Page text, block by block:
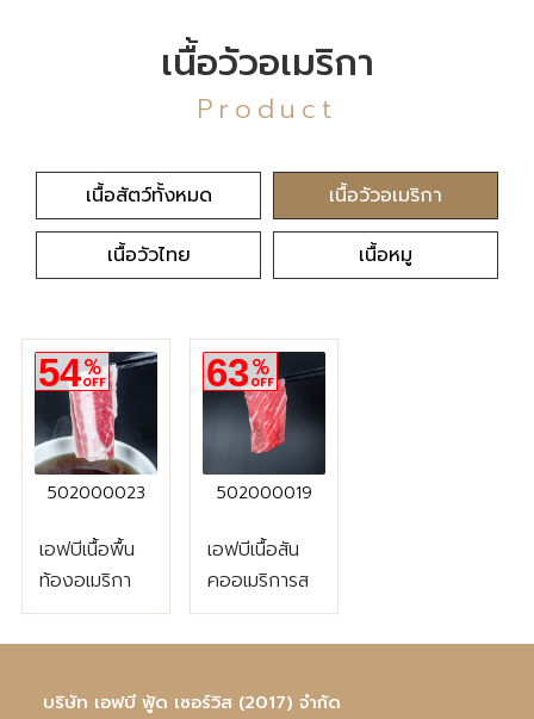
เนื้อวัวอเมริกา
Product
เนื้อสัตว์ทั้งหมด เนื้อวัวอเมริกา
เนื้อวัวไทย เนื้อหมู
54%
OFF
502000023
เอฟบีเนื้อพื้น
ท้องอเมริกา
สไลซ์แช่แข็ง
250กรัม
63%
OFF
502000019
เอฟบีเนื้อสัน
คออเมริการส
ไลซ์แช่แข็ง
250กรัม
บริษัท เอฟบี ฟู้ด เซอร์วิส (2017) จำกัด